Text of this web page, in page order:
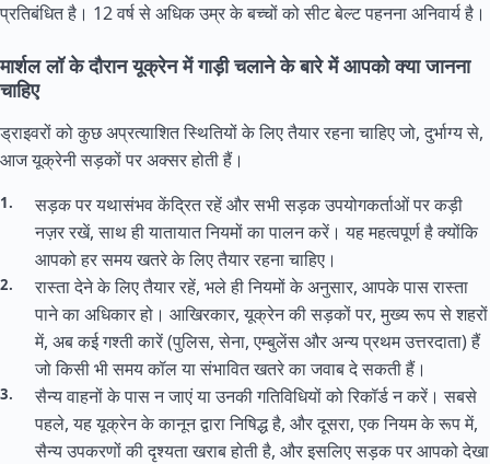
प्रतिबंधित है। 12 वर्ष से अधिक उम्र के बच्चों को सीट बेल्ट पहनना अनिवार्य है।
मार्शल लॉ के दौरान यूक्रेन में गाड़ी चलाने के बारे में आपको क्या जानना
चाहिए
ड्राइवरों को कुछ अप्रत्याशित स्थितियों के लिए तैयार रहना चाहिए जो, दुर्भाग्य से,
आज यूक्रेनी सड़कों पर अक्सर होती हैं।
सड़क पर यथासंभव केंद्रित रहें और सभी सड़क उपयोगकर्ताओं पर कड़ी
नज़र रखें, साथ ही यातायात नियमों का पालन करें। यह महत्वपूर्ण है क्योंकि
आपको हर समय खतरे के लिए तैयार रहना चाहिए।
रास्ता देने के लिए तैयार रहें, भले ही नियमों के अनुसार, आपके पास रास्ता
पाने का अधिकार हो। आखिरकार, यूक्रेन की सड़कों पर, मुख्य रूप से शहरों
में, अब कई गश्ती कारें (पुलिस, सेना, एम्बुलेंस और अन्य प्रथम उत्तरदाता) हैं
जो किसी भी समय कॉल या संभावित खतरे का जवाब दे सकती हैं।
सैन्य वाहनों के पास न जाएं या उनकी गतिविधियों को रिकॉर्ड न करें। सबसे
पहले, यह यूक्रेन के कानून द्वारा निषिद्ध है, और दूसरा, एक नियम के रूप में,
सैन्य उपकरणों की दृश्यता खराब होती है, और इसलिए सड़क पर आपको देखा